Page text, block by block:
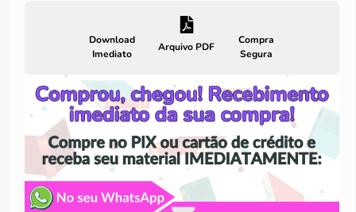
Download
Imediato
Arquivo PDF
Compra
Segura